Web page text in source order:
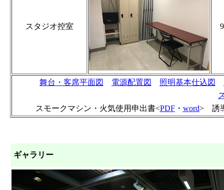
スタジオ控室
舞台・客席平面図 電源配置図 照明基本仕込図
スモークマシン・火気使用申出書<PDF・ word> 誘
ギャラリー